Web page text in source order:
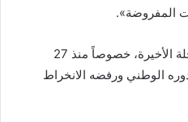
المفروضة».
وأكد أن الجيش أثبت في المرحلة الأخيرة، خصوصاً منذ 27
تمسّكه بدوره الوطني ورفضه الانخراط